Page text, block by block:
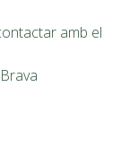
amb el